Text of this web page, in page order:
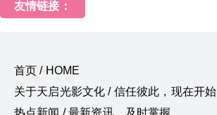
友情链接：
首页 / HOME
关于天启光影文化 / 信任彼此，现在开始